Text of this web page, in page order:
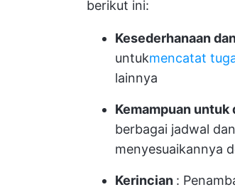
berikut ini:
Kesederhanaan
untukmencatat
lainnya
Kemampuan untuk
berbagai jadwal
menyesuaikannya
Kerincian :